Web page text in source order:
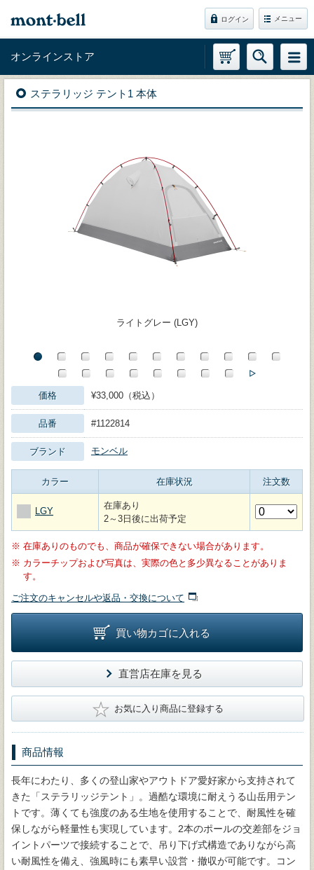
ログイン メニュー
オンラインストア
ステラリッジ テント1 本体
ライトグレー (LGY)
価格 ¥33,000（税込）
品番 #1122814
ブランド モンベル
カラー 在庫状況 注文数
LGY
在庫あり
2～3日後に出荷予定
※ 在庫ありのものでも、商品が確保できない場合があります。
※ カラーチップおよび写真は、実際の色と多少異なることがありま
す。
ご注文のキャンセルや返品・交換について
買い物カゴに入れる
直営店在庫を見る
★ お気に入り商品に登録する
商品情報
長年にわたり、多くの登山家やアウトドア愛好家から支持されて
きた「ステラリッジテント」。過酷な環境に耐えうる山岳用テン
トです。薄くても強度のある生地を使用することで、耐風性を確
保しながら軽量性も実現しています。2本のポールの交差部をジョ
イントパーツで接続することで、吊り下げ式構造でありながら高
い耐風性を備え、強風時にも素早い設営・撤収が可能です。コン